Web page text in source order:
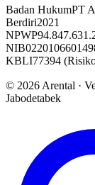
Badan HukumPT
Berdiri2021
NPWP
NIB
KBLI77394
© 2026 Arental ·
Jabodetabek